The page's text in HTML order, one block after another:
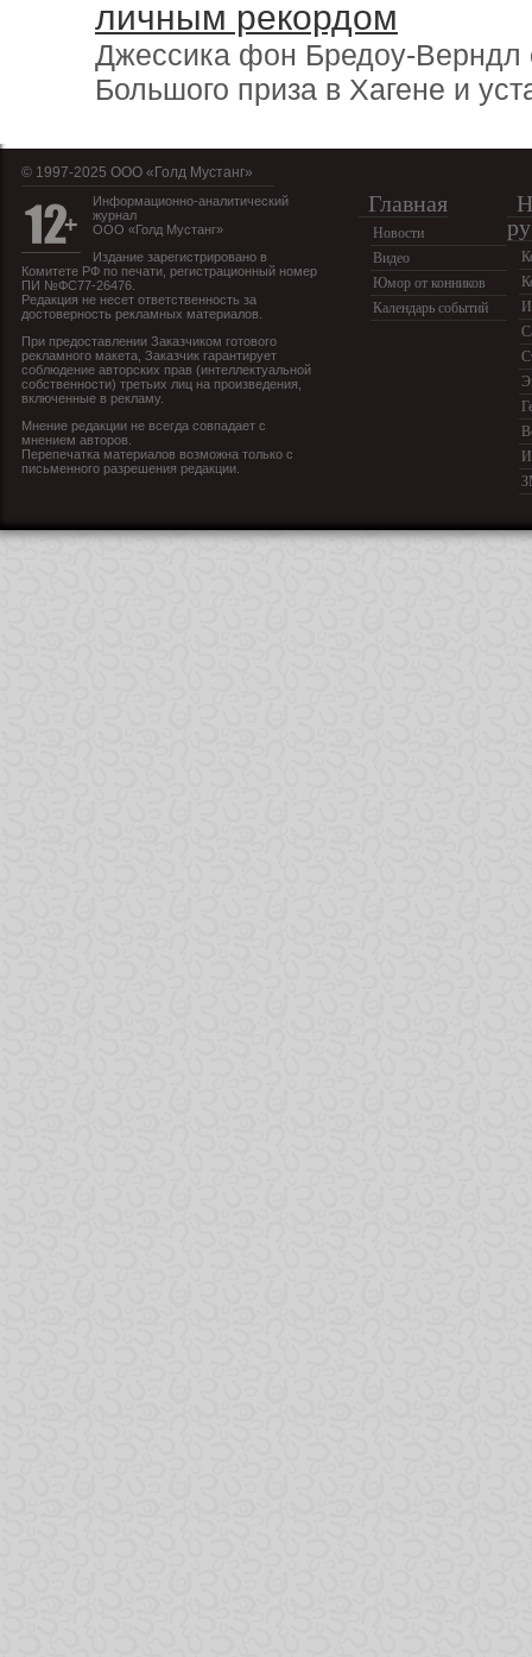
личным рекордом
Джессика фон Бредоу-Верндл
Большого приза в Хагене и
© 1997-2025 OOO «Голд Мустанг»
Информационно-аналитический
журнал
ООО «Голд Мустанг»
Издание зарегистрировано в
Комитете РФ по печати, регистрационный номер
ПИ №ФС77-26476.
Редакция не несет ответственность за
достоверность рекламных материалов.
При предоставлении Заказчиком готового
рекламного макета, Заказчик гарантирует
соблюдение авторских прав (интеллектуальной
собственности) третьих лиц на произведения,
включенные в рекламу.
Мнение редакции не всегда совпадает с
мнением авторов.
Перепечатка материалов возможна только с
письменного разрешения редакции.
Главная
Новости
Видео
Юмор от конников
Календарь событий